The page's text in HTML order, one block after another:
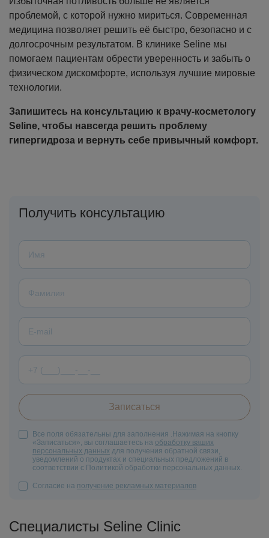
проблемой, с которой нужно мириться. Современная
медицина позволяет решить её быстро, безопасно и с
долгосрочным результатом. В клинике Seline мы
помогаем пациентам обрести уверенность и забыть о
физическом дискомфорте, используя лучшие мировые
технологии.
Запишитесь на консультацию к врачу-косметологу
Seline, чтобы навсегда решить проблему
гипергидроза и вернуть себе привычный комфорт.
Получить консультацию
Все поля обязательны для заполнения .Нажимая на кнопку
«Записаться», вы соглашаетесь на обработку ваших
персональных данных для получения обратной связи,
уведомлений о продуктах и специальных предложений в
соответствии с Политикой обработки персональных данных.
Cогласие на получение рекламных материалов
Специалисты Seline Clinic